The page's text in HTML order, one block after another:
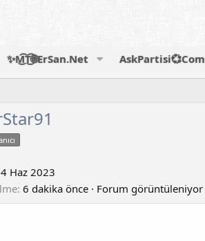
✨M͜͡T͜͡🌐ErSan.Net AskPartisi💞Com
Haz 2023
6 dakika önce · Forum görüntüleniyor